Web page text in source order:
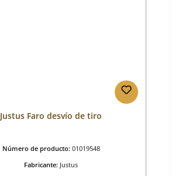
Justus Faro desvío de tiro
Número de producto: 01019548
Fabricante: Justus